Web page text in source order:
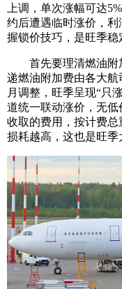
上调，单次涨幅可达
约后遭遇临时涨价，
握锁价技巧，是旺季稳
首先要理清燃油附
递燃油附加费由各大
月调整，旺季呈现“只
道统一联动涨价，无
收取的费用，按计费
损耗越高，这也是旺季